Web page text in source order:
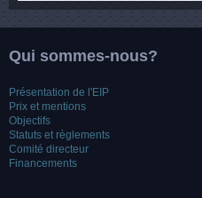
Qui sommes-nous?
Présentation de l'EIP
Prix et mentions
Objectifs
Statuts et règlements
Comité directeur
Financements